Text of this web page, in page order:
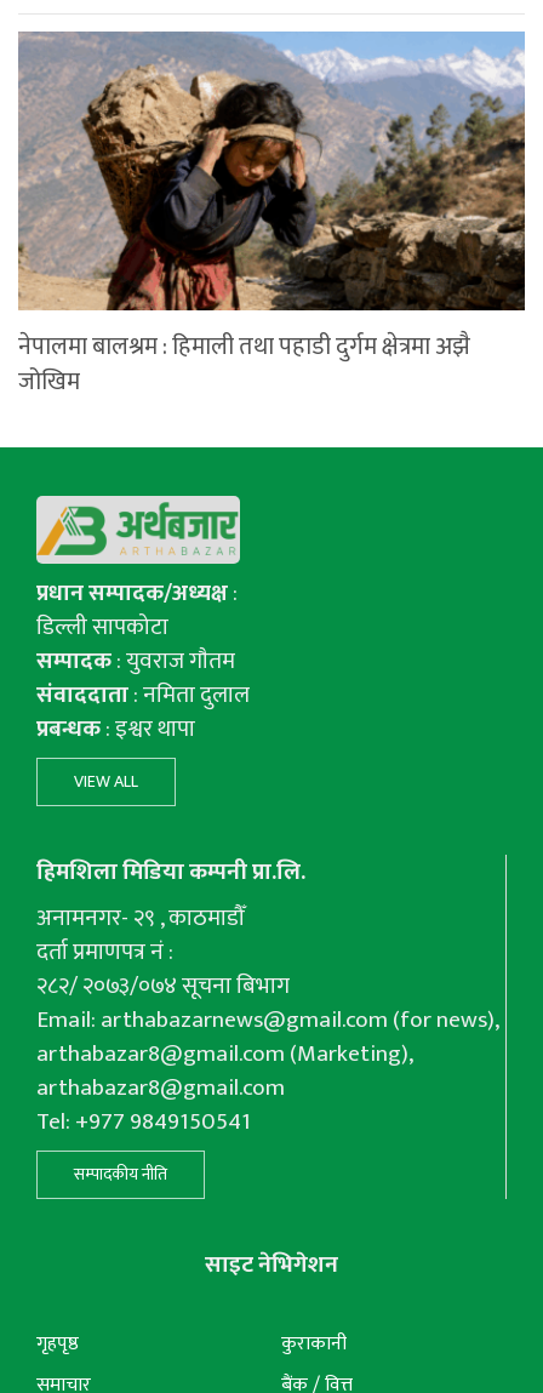
नेपालमा बालश्रम : हिमाली तथा पहाडी दुर्गम क्षेत्रमा अझै
जोखिम
प्रधान सम्पादक/अध्यक्ष:
डिल्ली सापकोटा
सम्पादक: युवराज गाैतम
संवाददाता: नमिता दुलाल
प्रबन्धक: इश्वर थापा
VIEW ALL
हिमशिला मिडिया कम्पनी प्रा.लि.
अनामनगर- २९ , काठमाडौँ
दर्ता प्रमाणपत्र नं :
२८२/ २०७३/०७४ सूचना बिभाग
Email:arthabazarnews@gmail.com(for news),
arthabazar8@gmail.com(Marketing),
arthabazar8@gmail.com
Tel: +977 9849150541
सम्पादकीय नीति
साइट नेभिगेशन
गृहपृष्ठ
समाचार
कुराकानी
बैंक / वित्त